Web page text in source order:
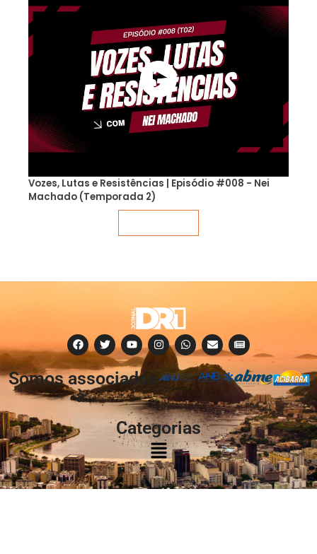
Vozes, Lutas e Resistências | Episódio #008 - Nei
Machado (Temporada 2)
Somos associados
à:
Categorias